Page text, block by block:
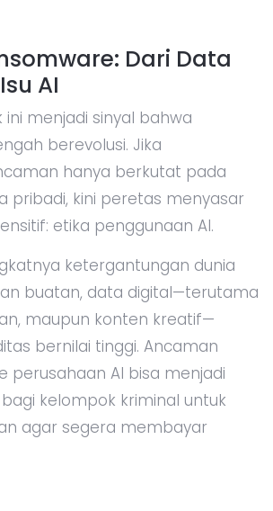
Dari Data
AI
ini menjadi sinyal bahwa
berevolusi. Jika
hanya berkutat pada
pribadi, kini peretas menyasar
etika penggunaan AI.
ketergantungan dunia
buatan, data digital—terutama
maupun konten kreatif—
bernilai tinggi. Ancaman
perusahaan AI bisa menjadi
kelompok kriminal untuk
agar segera membayar